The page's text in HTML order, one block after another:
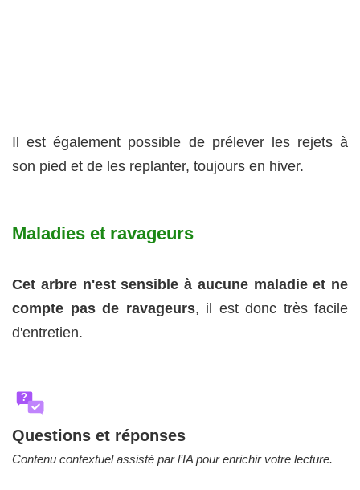
Il est également possible de prélever les rejets à
son pied et de les replanter, toujours en hiver.
Maladies et ravageurs
Cet arbre n'est sensible à aucune maladie et ne
compte pas de ravageurs, il est donc très facile
d'entretien.
?
Questions et réponses
Contenu contextuel assisté par l’IA pour enrichir votre lecture.